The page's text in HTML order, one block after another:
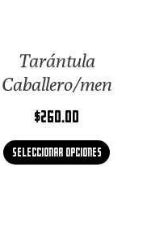
Tarántula
Caballero/men
$260.00
Seleccionar opciones